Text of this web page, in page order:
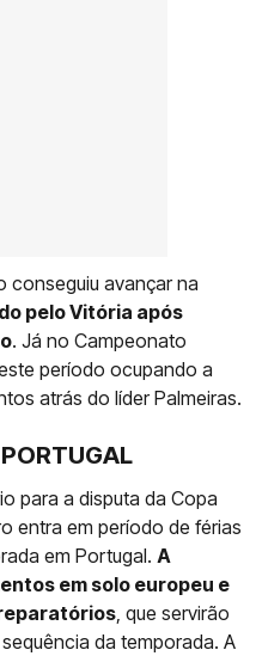
conseguiu avançar na
pelo Vitória após
. Já no Campeonato
período ocupando a
atrás do líder Palmeiras.
para a disputa da Copa
entra em período de férias
em Portugal. A
em solo europeu e
, que servirão
da temporada. A